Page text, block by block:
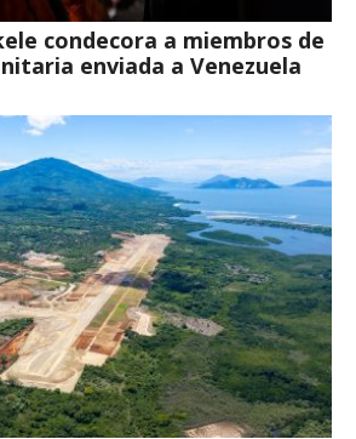
condecora a miembros de
enviada a Venezuela